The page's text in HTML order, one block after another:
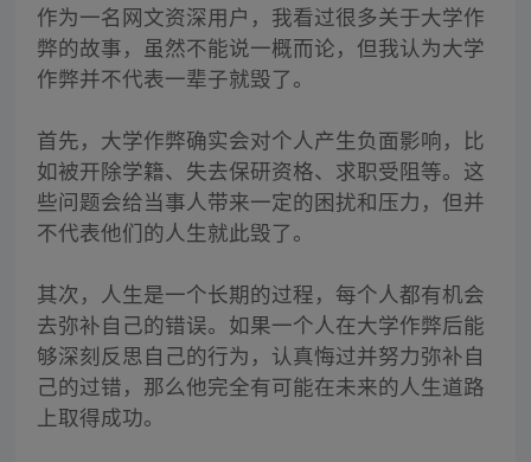
作为一名网文资深用户，我看过很多关于大学作
弊的故事，虽然不能说一概而论，但我认为大学
作弊并不代表一辈子就毁了。
首先，大学作弊确实会对个人产生负面影响，比
如被开除学籍、失去保研资格、求职受阻等。这
些问题会给当事人带来一定的困扰和压力，但并
不代表他们的人生就此毁了。
其次，人生是一个长期的过程，每个人都有机会
去弥补自己的错误。如果一个人在大学作弊后能
够深刻反思自己的行为，认真悔过并努力弥补自
己的过错，那么他完全有可能在未来的人生道路
上取得成功。